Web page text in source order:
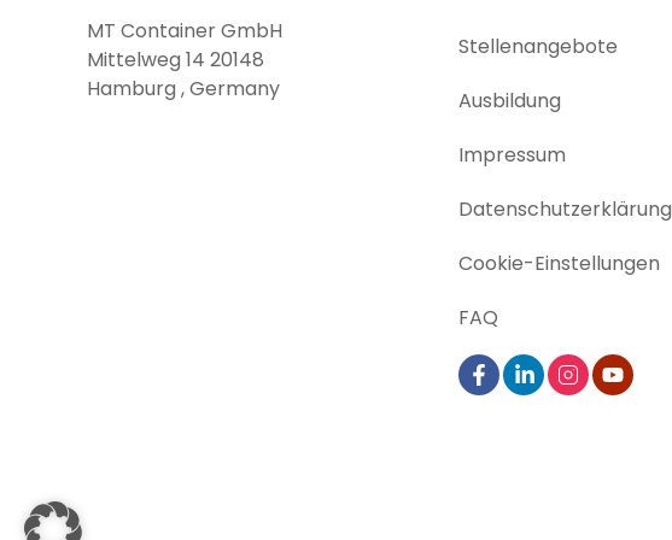
MT Container GmbH
Mittelweg 14 20148
Hamburg , Germany
Stellenangebote
Ausbildung
Impressum
Datenschutz­erklärung
Cookie-Einstellungen
FAQ